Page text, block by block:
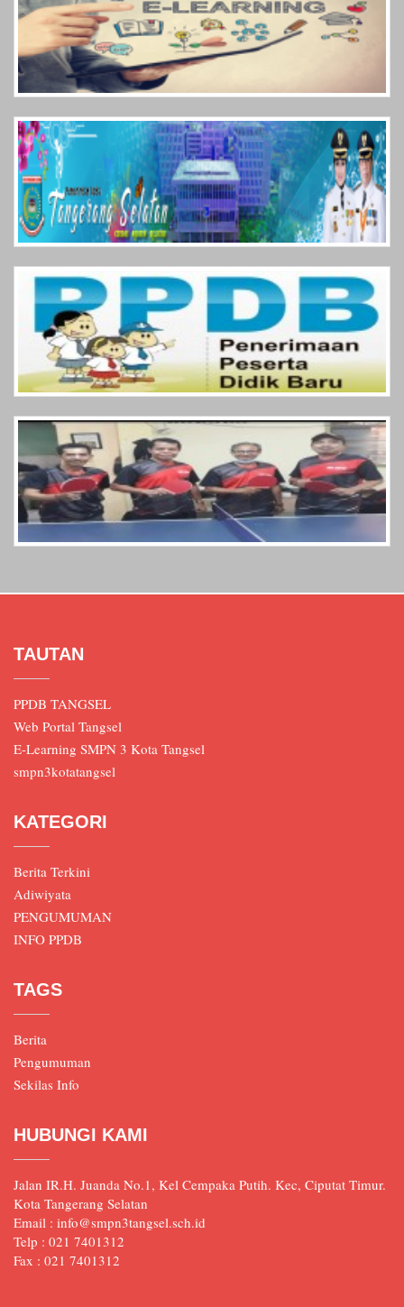
TAUTAN
PPDB TANGSEL
Web Portal Tangsel
E-Learning SMPN 3 Kota Tangsel
smpn3kotatangsel
KATEGORI
Berita Terkini
Adiwiyata
PENGUMUMAN
INFO PPDB
TAGS
Berita
Pengumuman
Sekilas Info
HUBUNGI KAMI
Jalan IR.H. Juanda No.1, Kel Cempaka Putih. Kec, Ciputat Timur.
Kota Tangerang Selatan
Email : info@smpn3tangsel.sch.id
Telp : 021 7401312
Fax : 021 7401312